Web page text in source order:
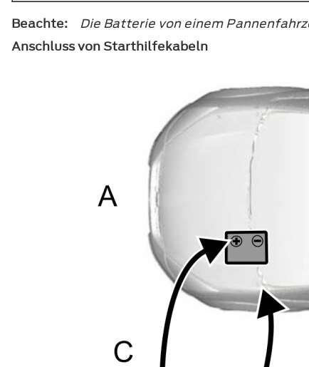
Beachte:
Die Batterie von einem
Anschluss von Starthilfekabeln